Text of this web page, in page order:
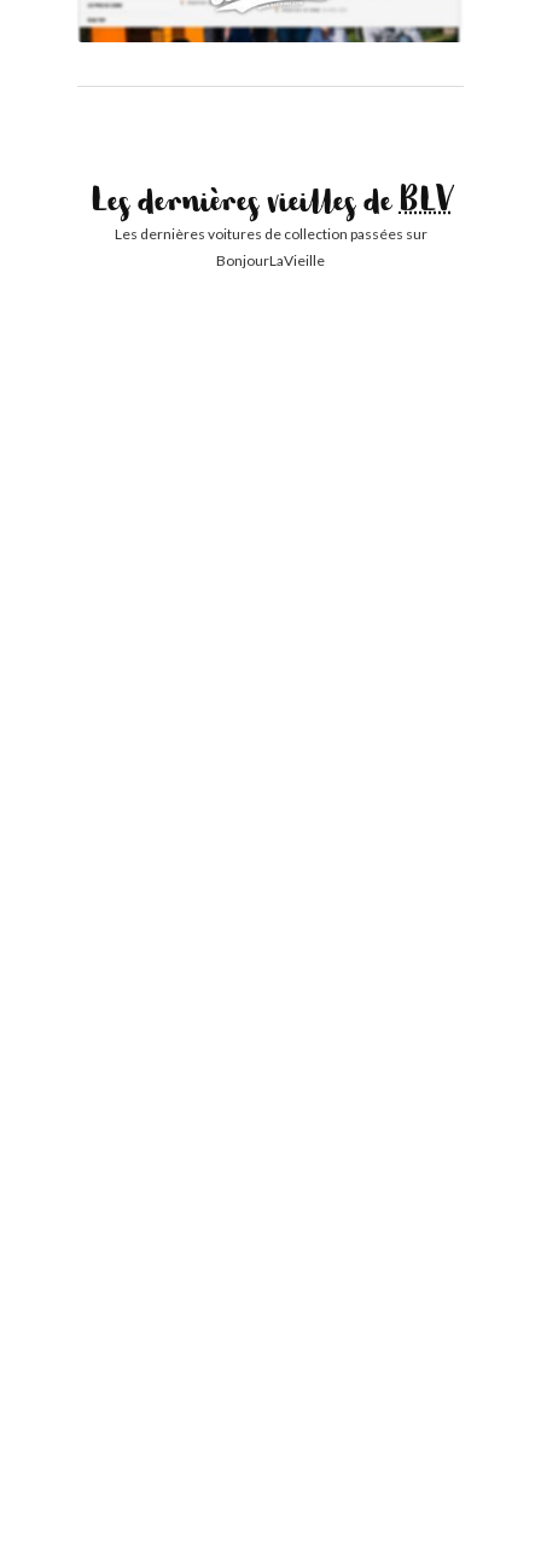
Les dernières vieilles deBLV
Les dernières voitures de collection passées sur
BonjourLaVieille